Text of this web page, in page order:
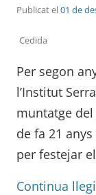
Publicat el01 de
Cedida
Per segon
l’Institut
muntatge
de fa 21
per festejar
Continua